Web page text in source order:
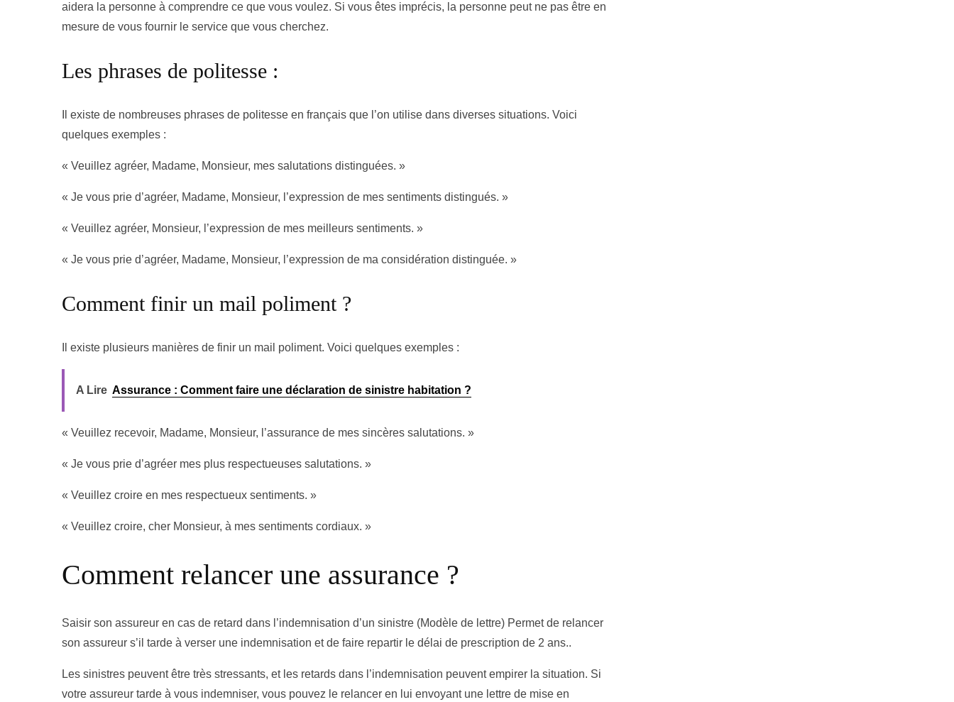
aidera la personne à comprendre ce que vous voulez. Si vous êtes imprécis, la personne peut ne pas être en
mesure de vous fournir le service que vous cherchez.
Les phrases de politesse :
Il existe de nombreuses phrases de politesse en français que l’on utilise dans diverses situations. Voici
quelques exemples :
« Veuillez agréer, Madame, Monsieur, mes salutations distinguées. »
« Je vous prie d’agréer, Madame, Monsieur, l’expression de mes sentiments distingués. »
« Veuillez agréer, Monsieur, l’expression de mes meilleurs sentiments. »
« Je vous prie d’agréer, Madame, Monsieur, l’expression de ma considération distinguée. »
Comment finir un mail poliment ?
Il existe plusieurs manières de finir un mail poliment. Voici quelques exemples :
A Lire Assurance : Comment faire une déclaration de sinistre habitation ?
« Veuillez recevoir, Madame, Monsieur, l’assurance de mes sincères salutations. »
« Je vous prie d’agréer mes plus respectueuses salutations. »
« Veuillez croire en mes respectueux sentiments. »
« Veuillez croire, cher Monsieur, à mes sentiments cordiaux. »
Comment relancer une assurance ?
Saisir son assureur en cas de retard dans l’indemnisation d’un sinistre (Modèle de lettre) Permet de relancer
son assureur s’il tarde à verser une indemnisation et de faire repartir le délai de prescription de 2 ans..
Les sinistres peuvent être très stressants, et les retards dans l’indemnisation peuvent empirer la situation. Si
votre assureur tarde à vous indemniser, vous pouvez le relancer en lui envoyant une lettre de mise en